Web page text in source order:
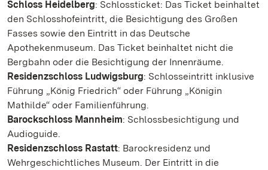
Schloss Heidelberg: Schlossticket: Das Ticket beinhaltet
den Schlosshofeintritt, die Besichtigung des Großen
Fasses sowie den Eintritt in das Deutsche
Apothekenmuseum. Das Ticket beinhaltet nicht die
Bergbahn oder die Besichtigung der Innenräume.
Residenzschloss Ludwigsburg: Schlosseintritt inklusive
Führung „König Friedrich“ oder Führung „Königin
Mathilde“ oder Familienführung.
Barockschloss Mannheim: Schlossbesichtigung und
Audioguide.
Residenzschloss Rastatt: Barockresidenz und
Wehrgeschichtliches Museum. Der Eintritt in die